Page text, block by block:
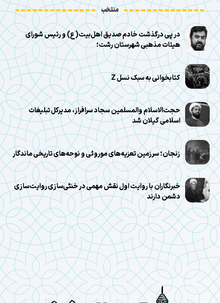
منتخب
در پی درگذشت خادم صدیق اهل‌بیت(ع) و رئیس شورای
هیئات مذهبی شهرستان رشت؛
کتابخوانی به سبک نسل Z
حجت‌الاسلام والمسلمین سجاد سرافراز، مدیرکل تبلیغات
اسلامی گیلان شد
زنجان؛ سرزمین تعزیه‌های موروثی و نوحه‌های تاریخی ماندگار
خبرنگاران با روایت اول نقش مهمی در خنثی‌سازی روایت‌سازی
دشمن دارند